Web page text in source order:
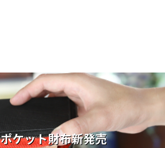
ケット財布新発売